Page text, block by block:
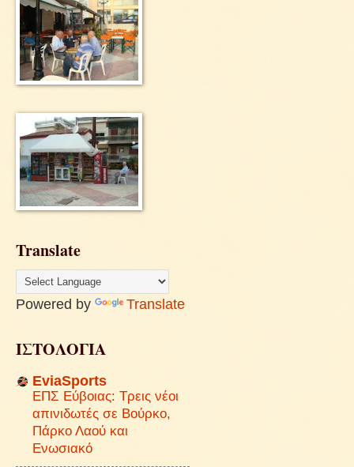
Translate
Powered by Translate
ΙΣΤΟΛΟΓΙΑ
EviaSports
ΕΠΣ Εύβοιας: Τρεις νέοι
απινιδωτές σε Βούρκο,
Πάρκο Λαού και
Ενωσιακό